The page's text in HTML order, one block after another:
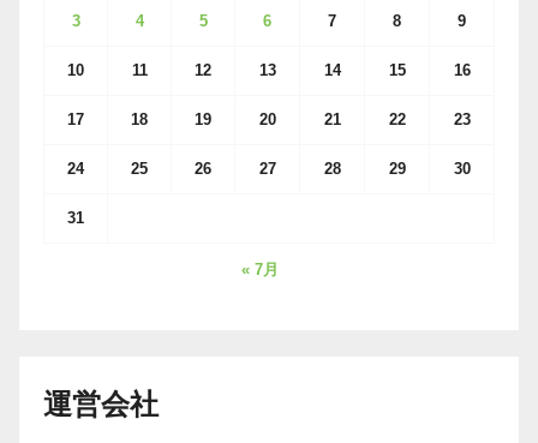
3 4 5 6 7 8 9
10 11 12 13 14 15 16
17 18 19 20 21 22 23
24 25 26 27 28 29 30
31
« 7月
運営会社